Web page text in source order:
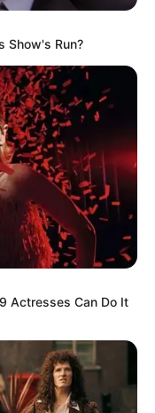
έργων
διασκέδασης
Show's Run?
Actresses Can Do It